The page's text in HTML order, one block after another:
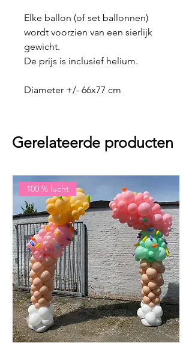
Elke ballon (of set ballonnen)
wordt voorzien van een sierlijk
gewicht.
De prijs is inclusief helium.
Diameter +/- 66x77 cm
Gerelateerde producten
100 % lucht